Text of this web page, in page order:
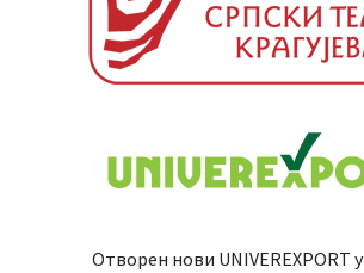
Отворен нови UNIVEREXPORT у